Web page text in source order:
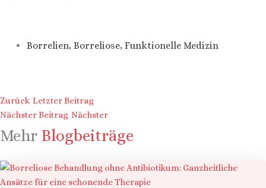
Borrelien, Borreliose, Funktionelle Medizin
Zurück Letzter Beitrag
Nächster Beitrag Nächster
Mehr Blogbeiträge